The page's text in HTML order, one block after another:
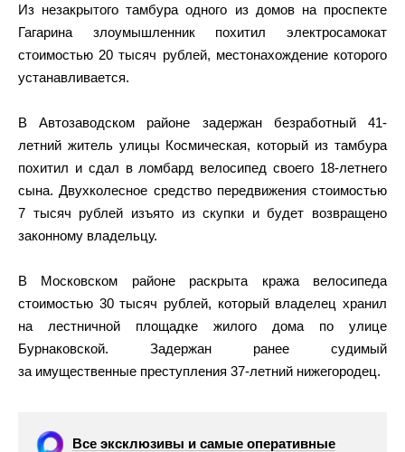
Из незакрытого тамбура одного из домов на проспекте
Гагарина злоумышленник похитил электросамокат
стоимостью 20 тысяч рублей, местонахождение которого
устанавливается.
В Автозаводском районе задержан безработный 41-
летний житель улицы Космическая, который из тамбура
похитил и сдал в ломбард велосипед своего 18-летнего
сына. Двухколесное средство передвижения стоимостью
7 тысяч рублей изъято из скупки и будет возвращено
законному владельцу.
В Московском районе раскрыта кража велосипеда
стоимостью 30 тысяч рублей, который владелец хранил
на лестничной площадке жилого дома по улице
Бурнаковской. Задержан ранее судимый
за имущественные преступления 37-летний нижегородец.
Все эксклюзивы и самые оперативные